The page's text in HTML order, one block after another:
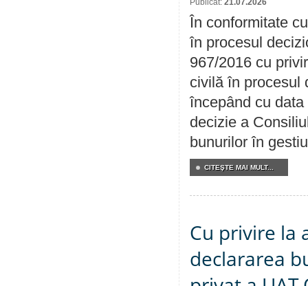
Publicat: 21.07.2026
În conformitate
în procesul
967/2016 cu
civilă în procesul
începând cu
decizie a
bunurilor în
CITEŞTE MAI MULT...
Cu privire la
declararea